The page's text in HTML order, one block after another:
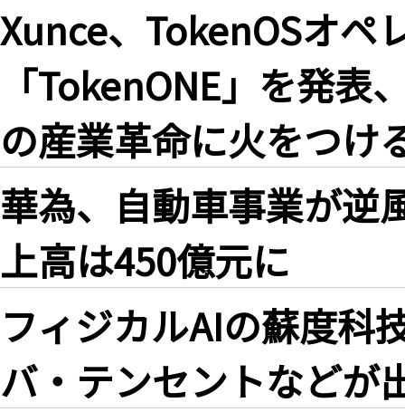
Xunce、TokenOSオペ
「TokenONE」を発
の産業革命に火をつけ
華為、自動車事業が
上高は450億元に
フィジカルAIの蘇度科
バ・テンセントなどが